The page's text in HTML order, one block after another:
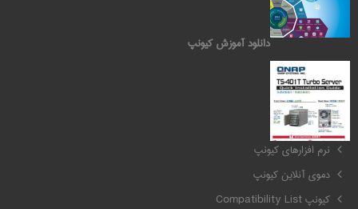
دانلود آموزش کیونپ
کیونپ QNAP
نرم افزارهای کیونپ
دموی آنلاین کیونپ
کیونپ Compatibility List